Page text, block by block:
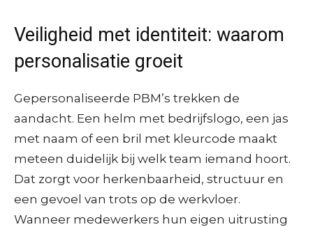
Veiligheid met identiteit: waarom
personalisatie groeit
Gepersonaliseerde PBM’s trekken de
aandacht. Een helm met bedrijfslogo, een jas
met naam of een bril met kleurcode maakt
meteen duidelijk bij welk team iemand hoort.
Dat zorgt voor herkenbaarheid, structuur en
een gevoel van trots op de werkvloer.
Wanneer medewerkers hun eigen uitrusting